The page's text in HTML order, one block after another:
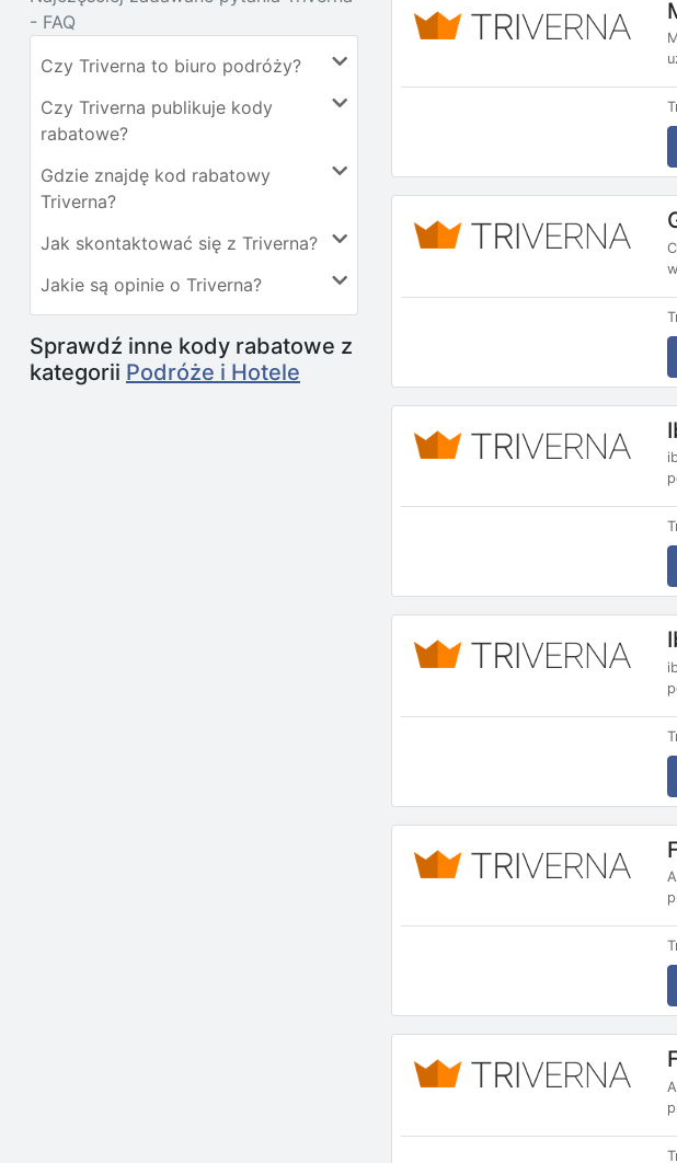
- FAQ
Czy Triverna to biuro podróży?
Czy Triverna publikuje kody
rabatowe?
Gdzie znajdę kod rabatowy
Triverna?
Jak skontaktować się z Triverna?
Jakie są opinie o Triverna?
Sprawdź inne kody rabatowe z
kategorii Podróże i Hotele